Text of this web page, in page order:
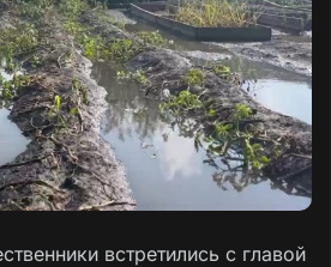
встретились с главой